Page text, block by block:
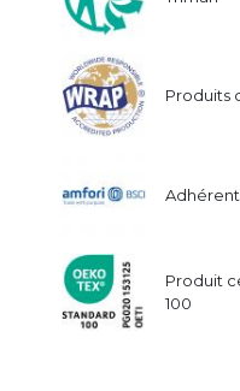
Produits
Adhérent
Produit
100